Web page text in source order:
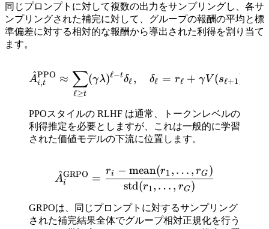
同じプロンプトに対して複数の出力をサンプリングし、各サ
ンプリングされた補完に対して、グループの報酬の平均と標
準偏差に対する相対的な報酬から導出された利得を割り当て
ます。
A
^
i,t
PPO ≈
ℓ≥t
∑(γλ)ℓ−tδℓ, δℓ = rℓ + γV (sℓ+1)
PPOスタイルの RLHF は通常、トークンレベルの
利得推定を必要としますが、これは一般的に学習
された価値モデルの下流に位置します。
A
^
i
GRPO =
std(r1, … , rG)
ri − mean(r1 , … , rG )
GRPOは、同じプロンプトに対するサンプリング
された補完結果全体でグループ相対正規化を行う